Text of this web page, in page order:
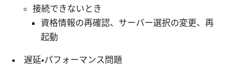
接続できないとき
資格情報の再確認、サーバー選択の変更、再
起動
遅延・パフォーマンス問題